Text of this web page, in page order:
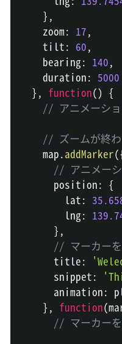
} ,
    zoom
: 17,
    tilt
: 60,
    bearing
: 140,
    duration
: 5000
} , function() {
// アニメーショ
// ズームが終わ
    map
.addMarker(
// アニメーシ
      position
: {
        lat
:
        lng
:
} ,
// マーカーを
      title
:
      snippet
:
      animation
:
} , function(
// マーカーを